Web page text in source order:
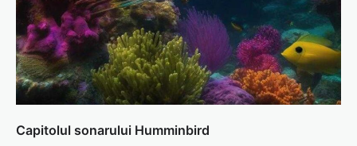
Capitolul sonarului Humminbird